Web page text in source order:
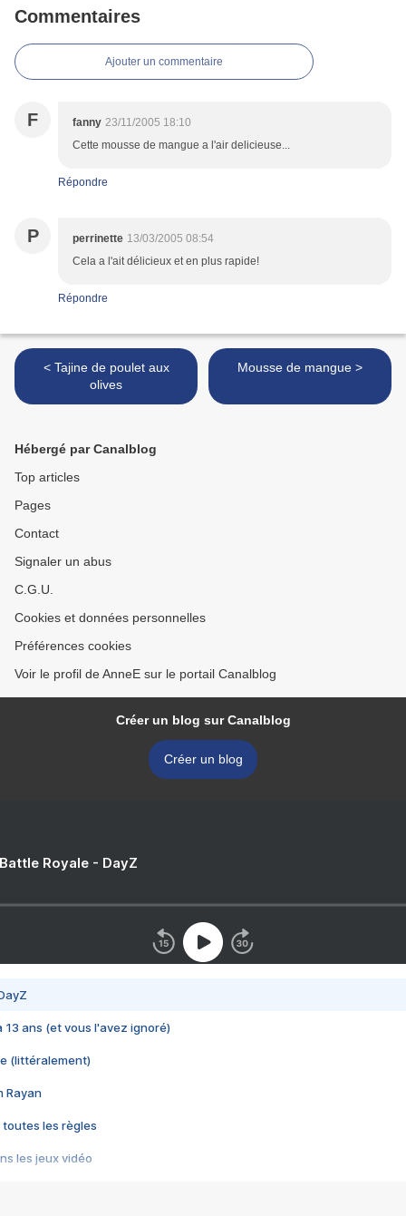
Commentaires
Ajouter un commentaire
F fanny 23/11/2005 18:10
Cette mousse de mangue a l'air delicieuse...
Répondre
P perrinette 13/03/2005 08:54
Cela a l'ait délicieux et en plus rapide!
Répondre
< Tajine de poulet aux
olives
Mousse de mangue >
Hébergé par Canalblog
Top articles
Pages
Contact
Signaler un abus
C.G.U.
Cookies et données personnelles
Préférences cookies
Voir le profil de AnneE sur le portail Canalblog
Créer un blog sur Canalblog
Créer un blog
Royale - DayZ
13 ans (et vous l'avez ignoré)
(littéralement)
Rayan
toutes les règles
les jeux vidéo